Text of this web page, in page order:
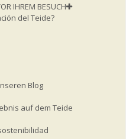
IHREM BESUCH
del Teide?
Blog
auf dem Teide